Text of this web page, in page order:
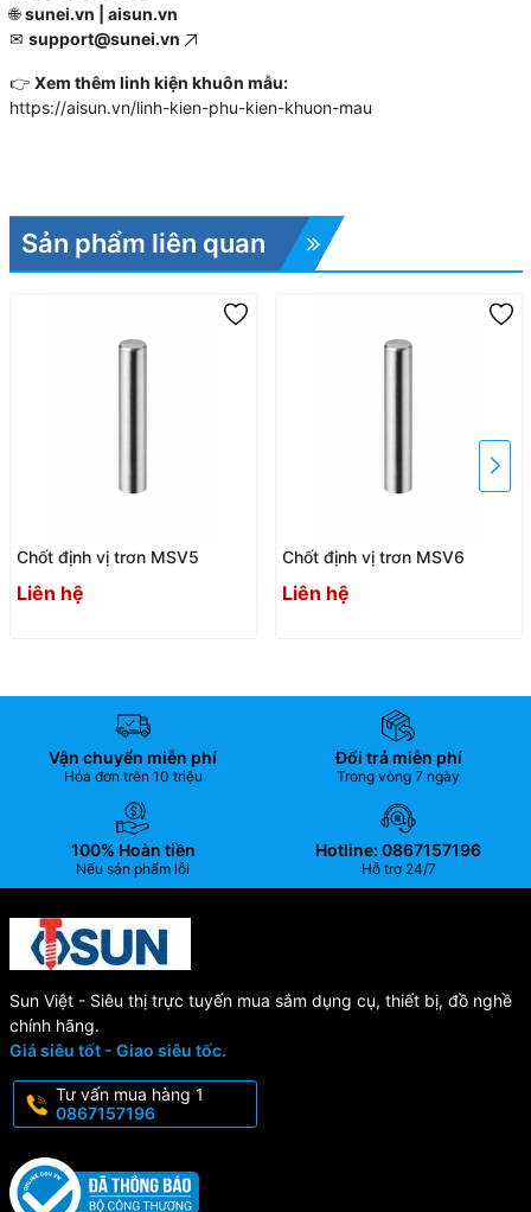
🌐sunei.vn | aisun.vn
✉ support@sunei.vn
👉 Xem thêm linh kiện khuôn mẫu:
https://aisun.vn/linh-kien-phu-kien-khuon-mau
Sản phẩm liên quan
Chốt định vị trơn MSV5
Liên hệ
Chốt định vị trơn MSV6
Liên hệ
Vận chuyển miễn phí
Hóa đơn trên 10 triệu
Đổi trả miễn phí
Trong vòng 7 ngày
100% Hoàn tiền
Nếu sản phẩm lỗi
Hotline: 0867157196
Hỗ trợ 24/7
Sun Việt - Siêu thị trực tuyến mua sắm dụng cụ, thiết bị, đồ nghề
chính hãng.
Giá siêu tốt - Giao siêu tốc.
Tư vấn mua hàng 1
0867157196